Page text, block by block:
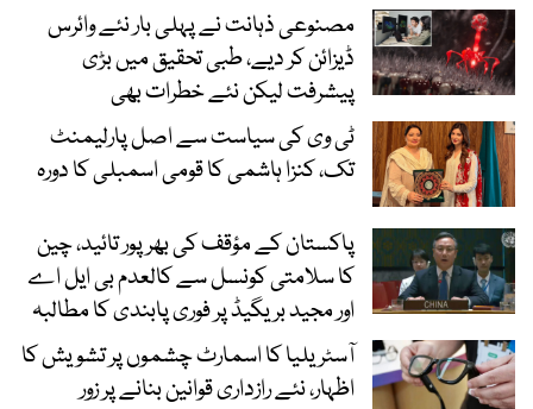
مصنوعی ذہانت نے پہلی بار نئے وائرس
ڈیزائن کر دیے، طبی تحقیق میں بڑی
پیشرفت لیکن نئے خطرات بھی
ٹی وی کی سیاست سے اصل پارلیمنٹ
تک، کنزا ہاشمی کا قومی اسمبلی کا دورہ
پاکستان کے مؤقف کی بھرپور تائید، چین
کا سلامتی کونسل سے کالعدم بی ایل اے
اور مجید بریگیڈ پر فوری پابندی کا مطالبہ
آسٹریلیا کا اسمارٹ چشموں پر تشویش کا
اظہار، نئے رازداری قوانین بنانے پر زور